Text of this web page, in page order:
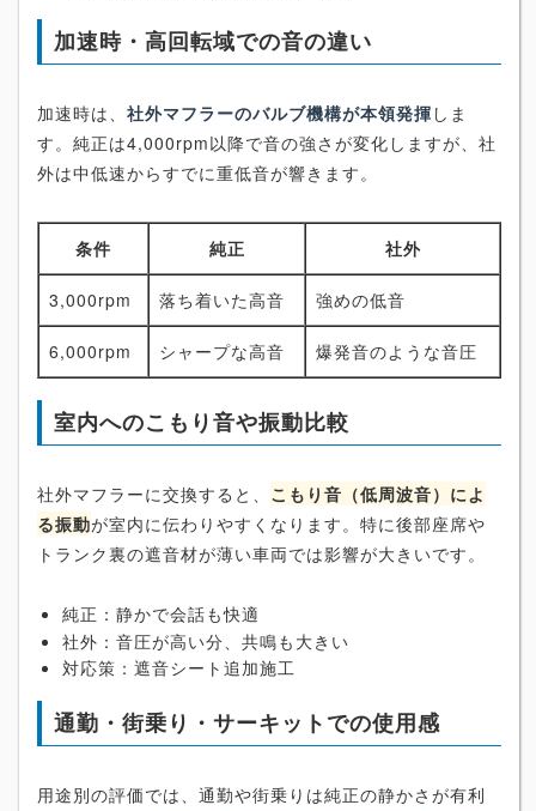
加速時・高回転域での音の違い
加速時は、 社外マフラーのバルブ機構が本領発揮 しま
す。純正は4,000rpm以降で音の強さが変化しますが、社
外は中低速からすでに重低音が響きます。
条件 純正 社外
3,000rpm 落ち着いた高音 強めの低音
6,000rpm シャープな高音 爆発音のような音圧
室内へのこもり音や振動比較
社外マフラーに交換すると、 こもり音（低周波音）によ
る振動が室内に伝わりやすくなります。特に後部座席や
トランク裏の遮音材が薄い車両では影響が大きいです。
純正：静かで会話も快適
社外：音圧が高い分、共鳴も大きい
対応策：遮音シート追加施工
通勤・街乗り・サーキットでの使用感
用途別の評価では、通勤や街乗りは純正の静かさが有利